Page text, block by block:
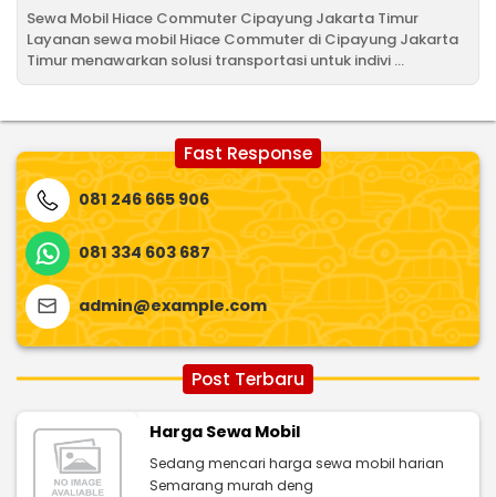
Sewa Mobil Hiace Commuter Cipayung Jakarta Timur
Layanan sewa mobil Hiace Commuter di Cipayung Jakarta
Timur menawarkan solusi transportasi untuk indivi ...
Fast Response
081 246 665 906
081 334 603 687
admin@example.com
Post Terbaru
Harga Sewa Mobil
Sedang mencari harga sewa mobil harian
Semarang murah deng